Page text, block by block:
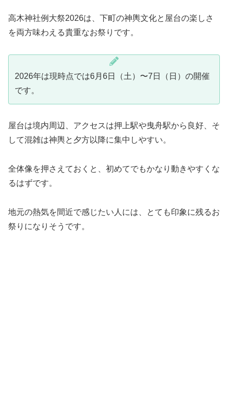
高木神社例大祭2026は、下町の神輿文化と屋台の楽しさ
を両方味わえる貴重なお祭りです。
2026年は現時点では6月6日（土）〜7日（日）の開催
です。
屋台は境内周辺、アクセスは押上駅や曳舟駅から良好、そ
して混雑は神輿と夕方以降に集中しやすい。
全体像を押さえておくと、初めてでもかなり動きやすくな
るはずです。
地元の熱気を間近で感じたい人には、とても印象に残るお
祭りになりそうです。